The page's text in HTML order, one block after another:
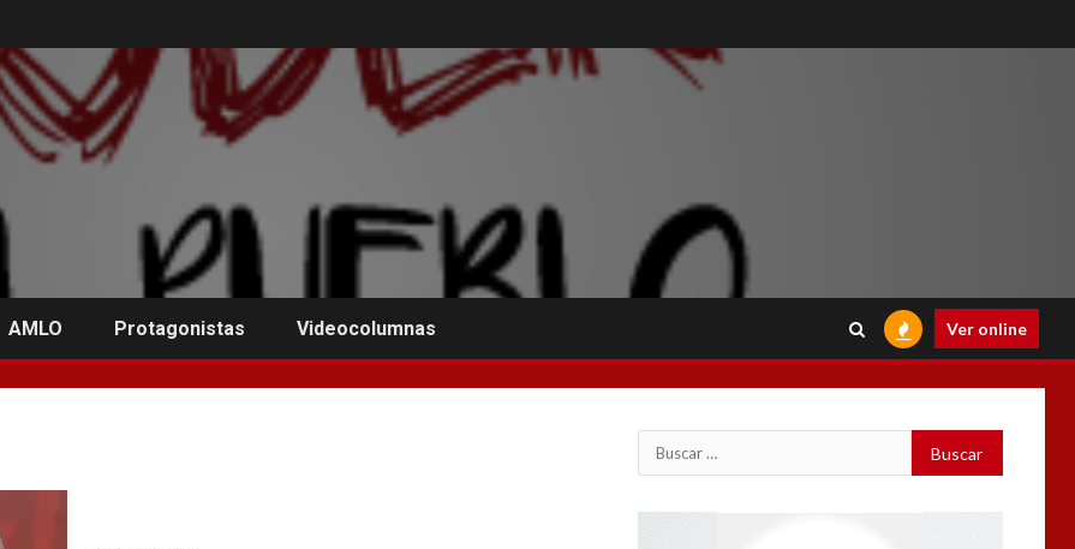
AMLO Protagonistas Videocolumnas Ver online
Buscar: